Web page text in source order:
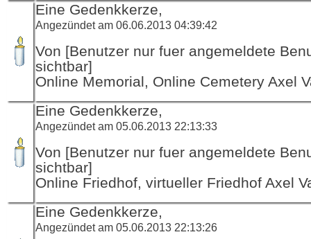
Eine Gedenkkerze,
Angezündet am 06.06.2013 04:39:42
Von [Benutzer nur fuer angemeldete
sichtbar]
Online Memorial, Online Cemetery Axel
Eine Gedenkkerze,
Angezündet am 05.06.2013 22:13:33
Von [Benutzer nur fuer angemeldete
sichtbar]
Online Friedhof, virtueller Friedhof Axel
Eine Gedenkkerze,
Angezündet am 05.06.2013 22:13:26